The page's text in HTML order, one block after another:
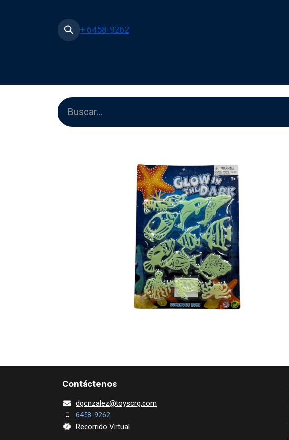
+ 6458-9262
Contácte​nos
dgonza​lez@toy​scrg.c​o​m
6458-9262
Recorrido Virtual